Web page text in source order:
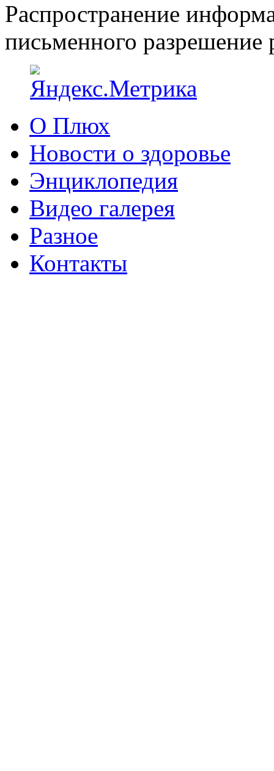
Распространение
письменного разрешение
О Плюх
Новости о здоровье
Энциклопедия
Видео галерея
Разное
Контакты